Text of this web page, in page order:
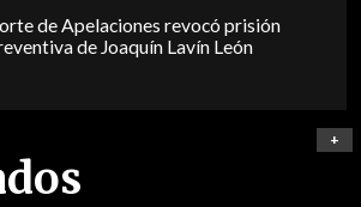
de Apelaciones revocó prisión
de Joaquín Lavín León
+